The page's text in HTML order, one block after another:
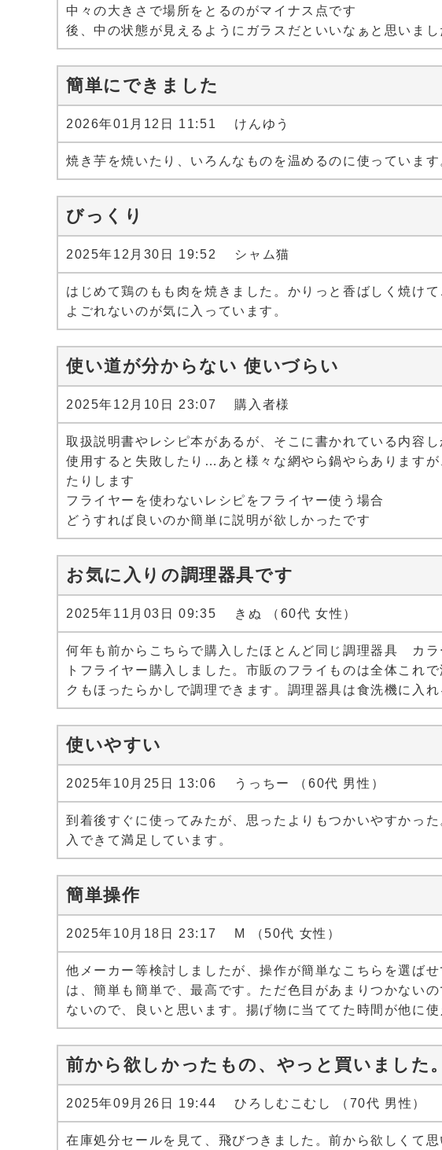
中々の大きさで場所をとるのがマイナス点です
後、中の状態が見えるようにガラスだといいなぁと思いまし
簡単にできました
2026年01月12日 11:51 けんゆう
焼き芋を焼いたり、いろんなものを温めるのに使っていま
びっくり
2025年12月30日 19:52 シャム猫
はじめて鶏のもも肉を焼きました。かりっと香ばしく焼け
よごれないのが気に入っています。
使い道が分からない 使いづらい
2025年12月10日 23:07 購入者様
取扱説明書やレシピ本があるが、そこに書かれている内容
使用すると失敗したり…あと様々な網やら鍋やらあります
たりします
フライヤーを使わないレシピをフライヤー使う場合
どうすれば良いのか簡単に説明が欲しかったです
お気に入りの調理器具です
2025年11月03日 09:35 きぬ （60代 女性）
何年も前からこちらで購入したほとんど同じ調理器具 カ
トフライヤー購入しました。市販のフライものは全体こ
クもほったらかしで調理できます。調理器具は食洗機に入れ
使いやすい
2025年10月25日 13:06 うっちー （60代 男性）
到着後すぐに使ってみたが、思ったよりもつかいやすかっ
入できて満足しています。
簡単操作
2025年10月18日 23:17 M （50代 女性）
他メーカー等検討しましたが、操作が簡単なこちらを選ば
は、簡単も簡単で、最高です。ただ色目があまりつかない
ないので、良いと思います。揚げ物に当ててた時間が他に
前から欲しかったもの、やっと買いました。
2025年09月26日 19:44 ひろしむこむし （70代 男性）
在庫処分セールを見て、飛びつきました。前から欲しくて